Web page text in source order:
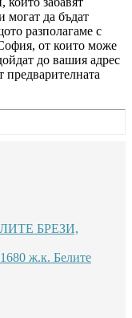
могат да бъдат
разполагаме с
от които може
до вашия адрес
предварителната
БРЕЗИ,
ж.к. Белите